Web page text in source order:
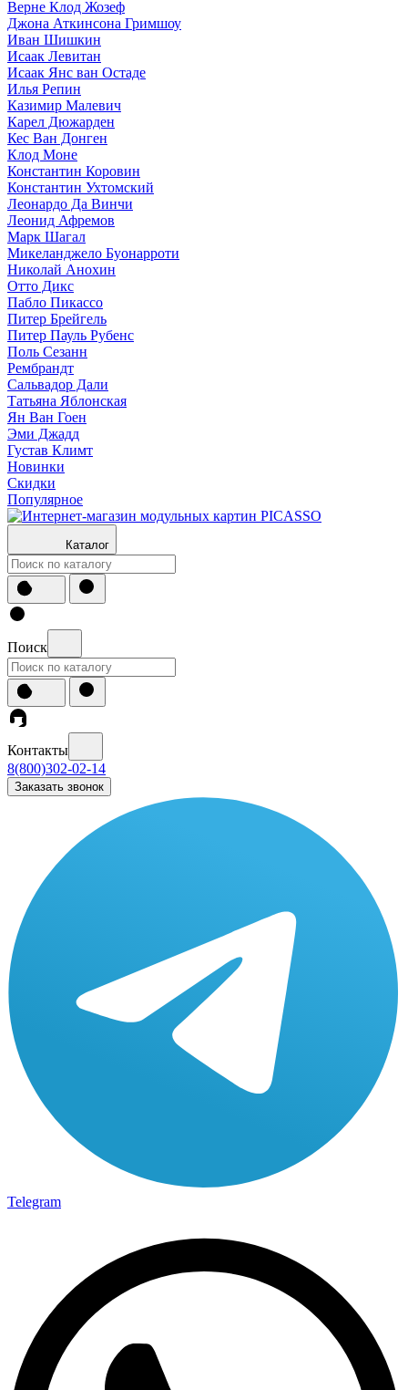
Верне Клод Жозеф
Джона Аткинсона Гримшоу
Иван Шишкин
Исаак Левитан
Исаак Янс ван Остаде
Илья Репин
Казимир Малевич
Карел Дюжарден
Кес Ван Донген
Клод Моне
Константин Коровин
Константин Ухтомский
Леонардо Да Винчи
Леонид Афремов
Марк Шагал
Микеланджело Буонарроти
Николай Анохин
Отто Дикс
Пабло Пикассо
Питер Брейгель
Питер Пауль Рубенс
Поль Сезанн
Рембрандт
Сальвадор Дали
Татьяна Яблонская
Ян Ван Гоен
Эми Джадд
Густав Климт
Новинки
Скидки
Популярное
Каталог
Поиск
Контакты
8(800)302-02-14
Заказать звонок
Telegram